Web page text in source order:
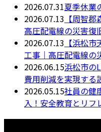
2026.07.31夏季休業
2026.07.13 【周智
高圧配電線の災害復
2026.07.13 【浜松
工事｜高圧配電線の
2026.06.15浜松市の
費用削減を実現する
2026.05.15社員の健
入！安全教育とリフ